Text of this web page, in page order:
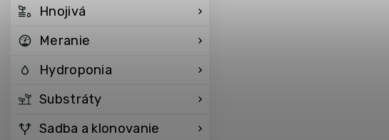
Hnojivá
Meranie
Hydroponia
Substráty
Sadba a klonovanie